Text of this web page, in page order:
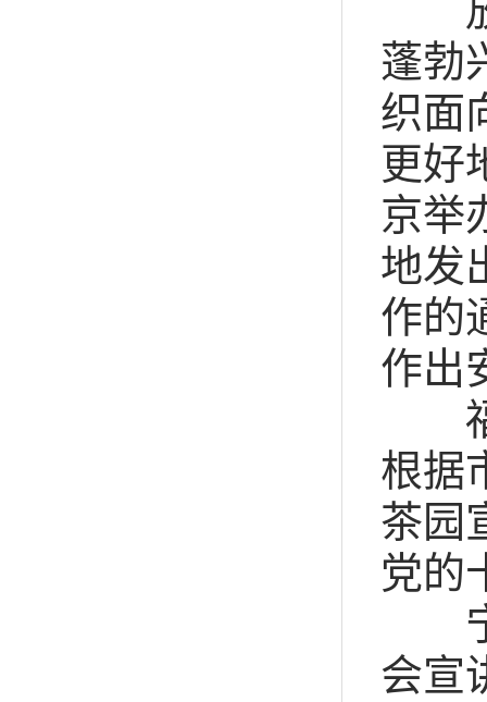
放
蓬勃
织面
更好
京举
地发
作的
作出
福
根据
茶园
党的
宁
会宣